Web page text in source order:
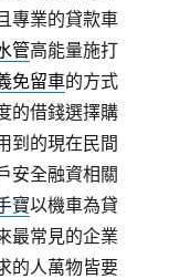
專業的貸款車
管高能量施打
免留車的方式
的借錢選擇購
到的現在民間
安全融資相關
寶以機車為貸
最常見的企業
的人萬物皆要